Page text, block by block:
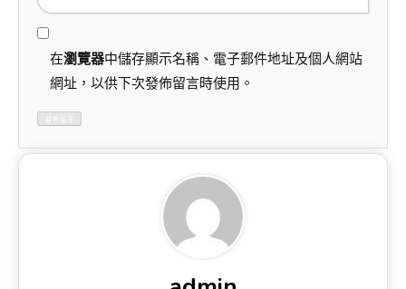
在瀏覽器中儲存顯示名稱、電子郵件地址及個人網站
網址，以供下次發佈留言時使用。